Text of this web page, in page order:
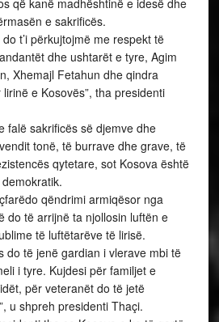
për veteranët do të jetë
u shpreh presidenti Thaçi.
tha se Kosova e ka të qartë
si shoqëri që synon të
Evropian, NATO-s dhe OKB-së.
BETEJA E KOSHARES VLERË
BREZAT QË VIJNË
së Kosovës, Isa Mustafa, bëri
në Koshare dhe mori
për nder të Ditës së heqjes
Shqipëri, në kuadër të
e Shqipes”.
Mustafa tha se heqja me luftë e
Shqipërisë, më 9 prill 1999,
më domethënëse të luftës së